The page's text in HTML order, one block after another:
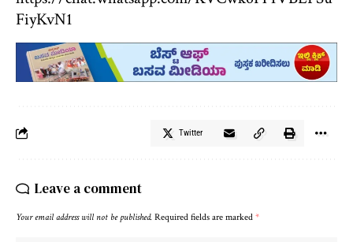
FiyKvN1
Twitter
Leave a comment
Your email address will not be published. Required fields are marked *